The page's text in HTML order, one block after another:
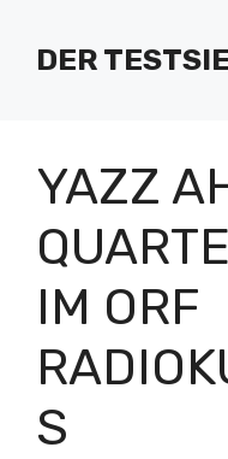
Inhalt
springen
DER
YAZZ
IM ORF
S